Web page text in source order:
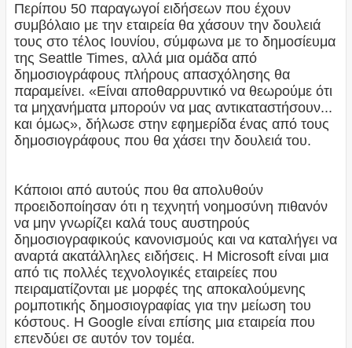
Περίπου 50 παραγωγοί ειδήσεων που έχουν
συμβόλαιο με την εταιρεία θα χάσουν την δουλειά
τους στο τέλος Ιουνίου, σύμφωνα με το δημοσίευμα
της Seattle Times, αλλά μια ομάδα από
δημοσιογράφους πλήρους απασχόλησης θα
παραμείνει. «Είναι αποθαρρυντικό να θεωρούμε ότι
τα μηχανήματα μπορούν να μας αντικαταστήσουν...
και όμως», δήλωσε στην εφημερίδα ένας από τους
δημοσιογράφους που θα χάσει την δουλειά του.
Κάποιοι από αυτούς που θα απολυθούν
προειδοποίησαν ότι η τεχνητή νοημοσύνη πιθανόν
να μην γνωρίζει καλά τους αυστηρούς
δημοσιογραφικούς κανονισμούς και να καταλήγει να
αναρτά ακατάλληλες ειδήσεις. Η Microsoft είναι μια
από τις πολλές τεχνολογικές εταιρείες που
πειραματίζονται με μορφές της αποκαλούμενης
ρομποτικής δημοσιογραφίας για την μείωση του
κόστους. Η Google είναι επίσης μια εταιρεία που
επενδύει σε αυτόν τον τομέα.